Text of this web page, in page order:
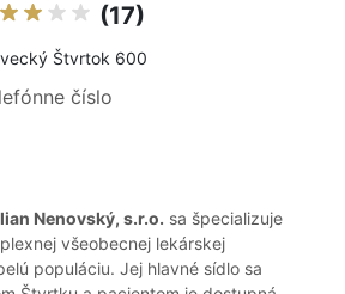
(17)
Štvrtok 600
číslo
Nenovský, s.r.o. sa špecializuje
všeobecnej lekárskej
populáciu. Jej hlavné sídlo sa